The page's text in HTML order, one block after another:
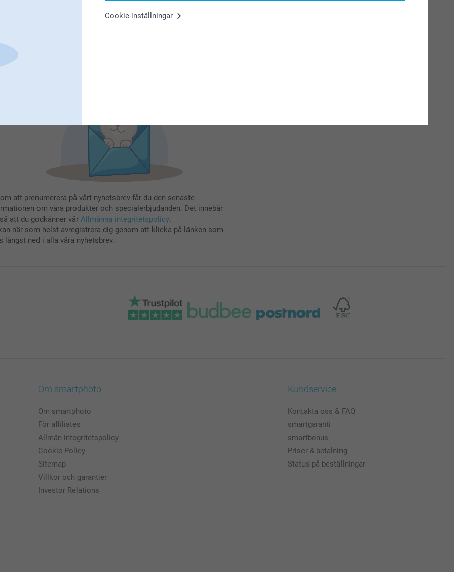
Cookie-inställningar
Registrera dig till vårt nyhetsbrev
dig
att prenumerera på vårt nyhetsbrev får du den senaste
om våra produkter och specialerbjudanden. Det innebär
att du godkänner vår Allmänna integritetspolicy.
när som helst avregistrera dig genom att klicka på länken som
längst ned i alla våra nyhetsbrev.
Om smartphoto
Om smartphoto
För affiliates
Allmän integritetspolicy
Cookie Policy
Sitemap
Villkor och garantier
Investor Relations
Kundservice
Kontakta oss & FAQ
smartgaranti
smartbonus
Priser & betalning
Status på beställningar